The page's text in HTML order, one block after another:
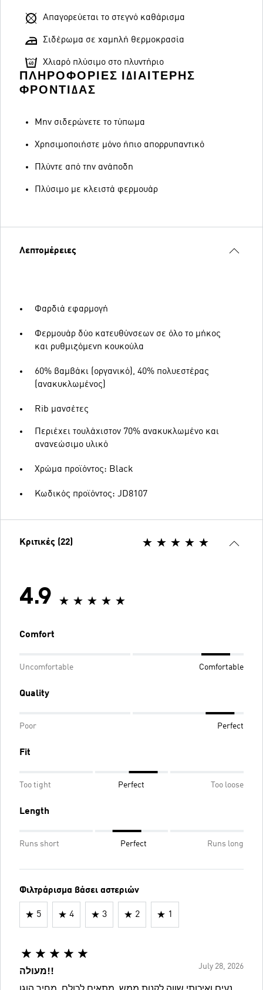
Απαγορεύεται το στεγνό καθάρισμα
Σιδέρωμα σε χαμηλή θερμοκρασία
Χλιαρό πλύσιμο στο πλυντήριο
ΠΛΗΡΟΦΟΡΊΕΣ ΙΔΙΑΊΤΕΡΗΣ
ΦΡΟΝΤΊΔΑΣ
Μην σιδερώνετε το τύπωμα
Χρησιμοποιήστε μόνο ήπιο απορρυπαντικό
Πλύντε από την ανάποδη
Πλύσιμο με κλειστά φερμουάρ
Λεπτομέρειες
Φαρδιά εφαρμογή
Φερμουάρ δύο κατευθύνσεων σε όλο το μήκος
και ρυθμιζόμενη κουκούλα
60% βαμβάκι (οργανικό), 40% πολυεστέρας
(ανακυκλωμένος)
Rib μανσέτες
Περιέχει τουλάχιστον 70% ανακυκλωμένο και
ανανεώσιμο υλικό
Χρώμα προϊόντος: Black
Κωδικός προϊόντος: JD8107
Κριτικές (22)
4.9
Comfort
Uncomfortable Comfortable
Quality
Poor Perfect
Fit
Too tight Perfect Too loose
Length
Runs short Perfect Runs long
Φιλτράρισμα βάσει αστεριών
5 4 3 2 1
July 28, 2026
מעולה!!